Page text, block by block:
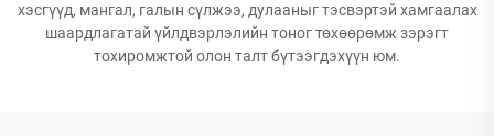
хэсгүүд, мангал, галын сүлжээ, дулааныг тэсвэртэй хамгаалах
шаардлагатай үйлдвэрлэлийн тоног төхөөрөмж зэрэгт
тохиромжтой олон талт бүтээгдэхүүн юм.